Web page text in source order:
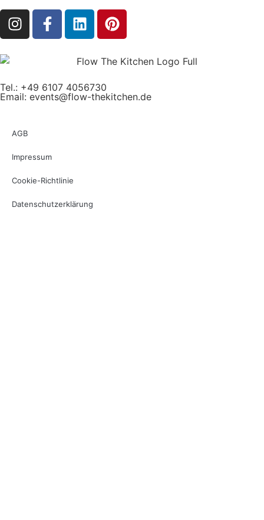
Tel.: +49 6107 4056730
Email: events@flow-thekitchen.de
AGB
Impressum
Cookie-Richtlinie
Datenschutzerklärung